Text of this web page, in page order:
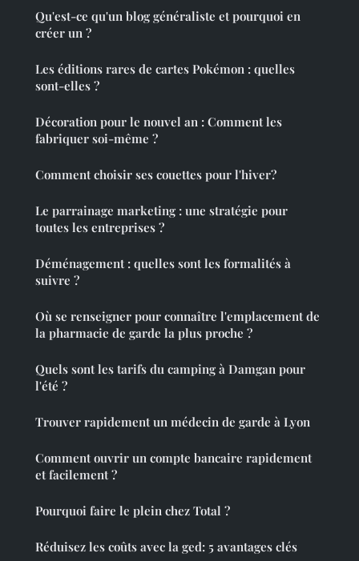
Qu'est-ce qu'un blog généraliste et pourquoi en
créer un ?
Les éditions rares de cartes Pokémon : quelles
sont-elles ?
Décoration pour le nouvel an : Comment les
fabriquer soi-même ?
Comment choisir ses couettes pour l'hiver?
Le parrainage marketing : une stratégie pour
toutes les entreprises ?
Déménagement : quelles sont les formalités à
suivre ?
Où se renseigner pour connaître l'emplacement de
la pharmacie de garde la plus proche ?
Quels sont les tarifs du camping à Damgan pour
l'été ?
Trouver rapidement un médecin de garde à Lyon
Comment ouvrir un compte bancaire rapidement
et facilement ?
Pourquoi faire le plein chez Total ?
Réduisez les coûts avec la ged: 5 avantages clés